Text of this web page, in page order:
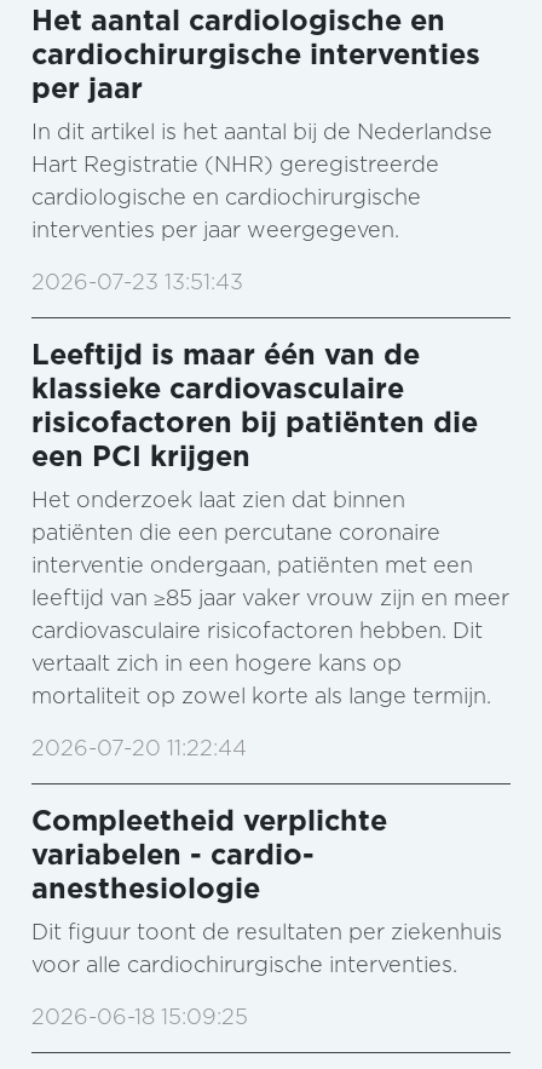
Het aantal cardiologische en
cardiochirurgische interventies
per jaar
In dit artikel is het aantal bij de Nederlandse
Hart Registratie (NHR) geregistreerde
cardiologische en cardiochirurgische
interventies per jaar weergegeven.
2026-07-23 13:51:43
Leeftijd is maar één van de
klassieke cardiovasculaire
risicofactoren bij patiënten die
een PCI krijgen
Het onderzoek laat zien dat binnen
patiënten die een percutane coronaire
interventie ondergaan, patiënten met een
leeftijd van ≥85 jaar vaker vrouw zijn en meer
cardiovasculaire risicofactoren hebben. Dit
vertaalt zich in een hogere kans op
mortaliteit op zowel korte als lange termijn.
2026-07-20 11:22:44
Compleetheid verplichte
variabelen - cardio-
anesthesiologie
Dit figuur toont de resultaten per ziekenhuis
voor alle cardiochirurgische interventies.
2026-06-18 15:09:25